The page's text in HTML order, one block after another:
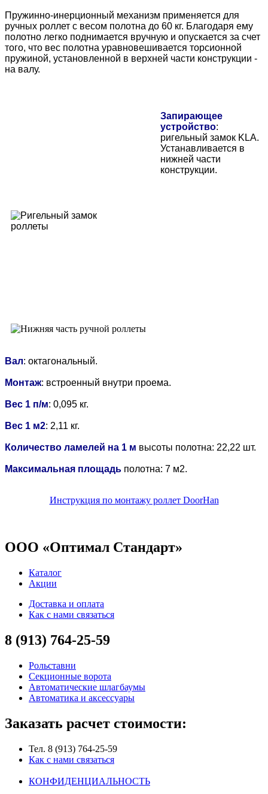
Пружинно-инерционный механизм применяется для
ручных роллет с весом полотна до 60 кг. Благодаря ему
полотно легко поднимается вручную и опускается за счет
того, что вес полотна уравновешивается торсионной
пружиной, установленной в верхней части конструкции -
на валу.
Запирающее
устройство:
ригельный замок KLA.
Устанавливается в
нижней части
конструкции.
Вал: октагональный.
Монтаж: встроенный внутри проема.
Вес 1 п/м: 0,095 кг.
Вес 1 м2: 2,11 кг.
Количество ламелей на 1 м высоты полотна: 22,22 шт.
Максимальная площадь полотна: 7 м2.
Инструкция по монтажу роллет DoorHan
ООО «Оптимал Стандарт»
Каталог
Акции
Доставка и оплата
Как с нами связаться
8 (913) 764-25-59
Рольставни
Секционные ворота
Автоматические шлагбаумы
Автоматика и аксессуары
Заказать расчет стоимости:
Тел. 8 (913) 764-25-59
Как с нами связаться
КОНФИДЕНЦИАЛЬНОСТЬ